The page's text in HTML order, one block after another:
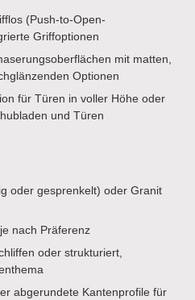
(Push-to-Open-
Griffoptionen
mit matten,
Optionen
für Türen in voller Höhe oder
und Türen
oder gesprenkelt) oder Granit
nach Präferenz
oder strukturiert,
abgerundete Kantenprofile für